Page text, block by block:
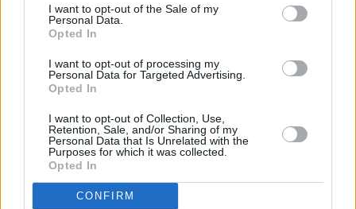
I want to opt-out of the Sale of my
Personal Data.
Opted In
I want to opt-out of processing my
Personal Data for Targeted Advertising.
Opted In
I want to opt-out of Collection, Use,
Retention, Sale, and/or Sharing of my
Personal Data that Is Unrelated with the
Purposes for which it was collected.
Opted In
CONFIRM